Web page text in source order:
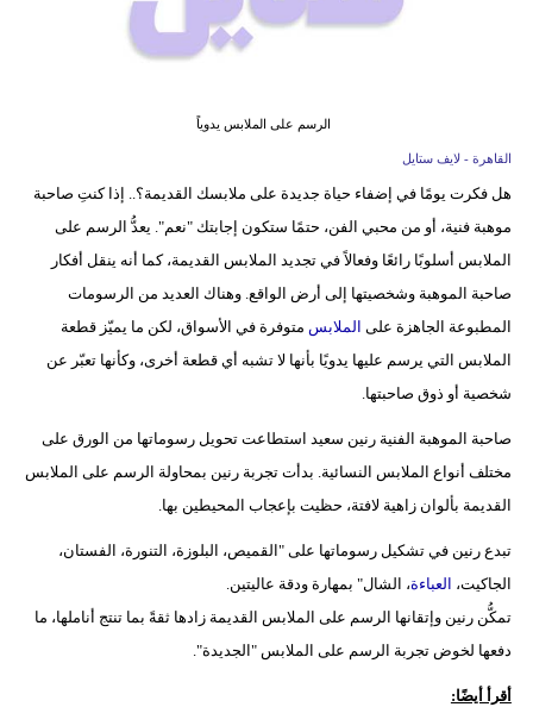
الرسم على الملابس يدوياً
القاهرة - لايف ستايل
هل فكرت يومًا في إضفاء حياة جديدة على ملابسك القديمة؟.. إذا كنتِ صاحبة
موهبة فنية، أو من محبي الفن، حتمًا ستكون إجابتك "نعم". يعدُّ الرسم على
الملابس أسلوبًا رائعًا وفعالاً في تجديد الملابس القديمة، كما أنه ينقل أفكار
صاحبة الموهبة وشخصيتها إلى أرض الواقع. وهناك العديد من الرسومات
المطبوعة الجاهزة على الملابس متوفرة في الأسواق، لكن ما يميّز قطعة
الملابس التي يرسم عليها يدويًا بأنها لا تشبه أي قطعة أخرى، وكأنها تعبّر عن
شخصية أو ذوق صاحبتها.
صاحبة الموهبة الفنية رنين سعيد استطاعت تحويل رسوماتها من الورق على
مختلف أنواع الملابس النسائية. بدأت تجربة رنين بمحاولة الرسم على الملابس
القديمة بألوان زاهية لافتة، حظيت بإعجاب المحيطين بها.
تبدع رنين في تشكيل رسوماتها على "القميص، البلوزة، التنورة، الفستان،
الجاكيت، العباءة، الشال" بمهارة ودقة عاليتين.
تمكُّن رنين وإتقانها الرسم على الملابس القديمة زادها ثقةً بما تنتج أناملها، ما
دفعها لخوض تجربة الرسم على الملابس "الجديدة".
أقرأ أيضًا: